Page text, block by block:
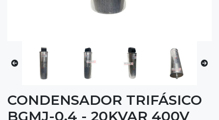
CONDENSADOR TRIFÁSICO
BGMJ-0.4 - 20KVAR 400V